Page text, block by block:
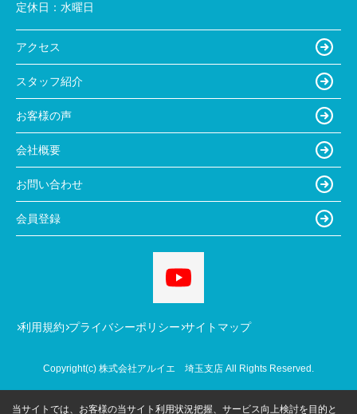
定休日： 水曜日
アクセス
スタッフ紹介
お客様の声
会社概要
お問い合わせ
会員登録
利用規約 プライバシーポリシー サイトマップ
Copyright(c) 株式会社アルイエ 埼玉支店 All Rights Reserved.
当サイトでは、お客様の当サイト利用状況把握、サービス向上検討を目的と